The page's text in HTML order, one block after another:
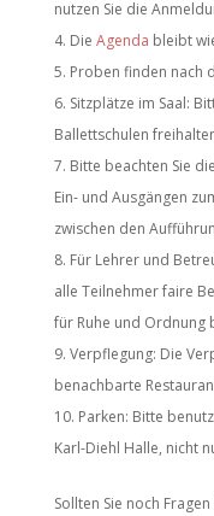
nutzen Sie die
Die Agenda bleibt
Proben finden nach
Sitzplätze im Saal:
Ballettschulen
Bitte beachten Sie
Ein- und Ausgängen
zwischen den
Für Lehrer und
alle Teilnehmer faire
für Ruhe und Ordnung
Verpflegung: Die
benachbarte
Parken: Bitte
Karl-Diehl Halle, nicht
Sollten Sie noch